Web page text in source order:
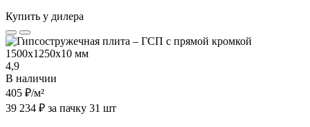
Купить у дилера
4,9
В наличии
405 ₽/м²
39 234 ₽ за пачку 31 шт